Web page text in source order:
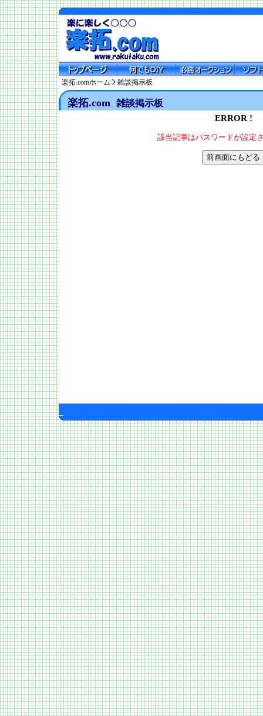
楽拓.comホーム 雑談掲示板
楽拓.com 雑談掲示板
ERROR !
該当記事はパスワードが設定